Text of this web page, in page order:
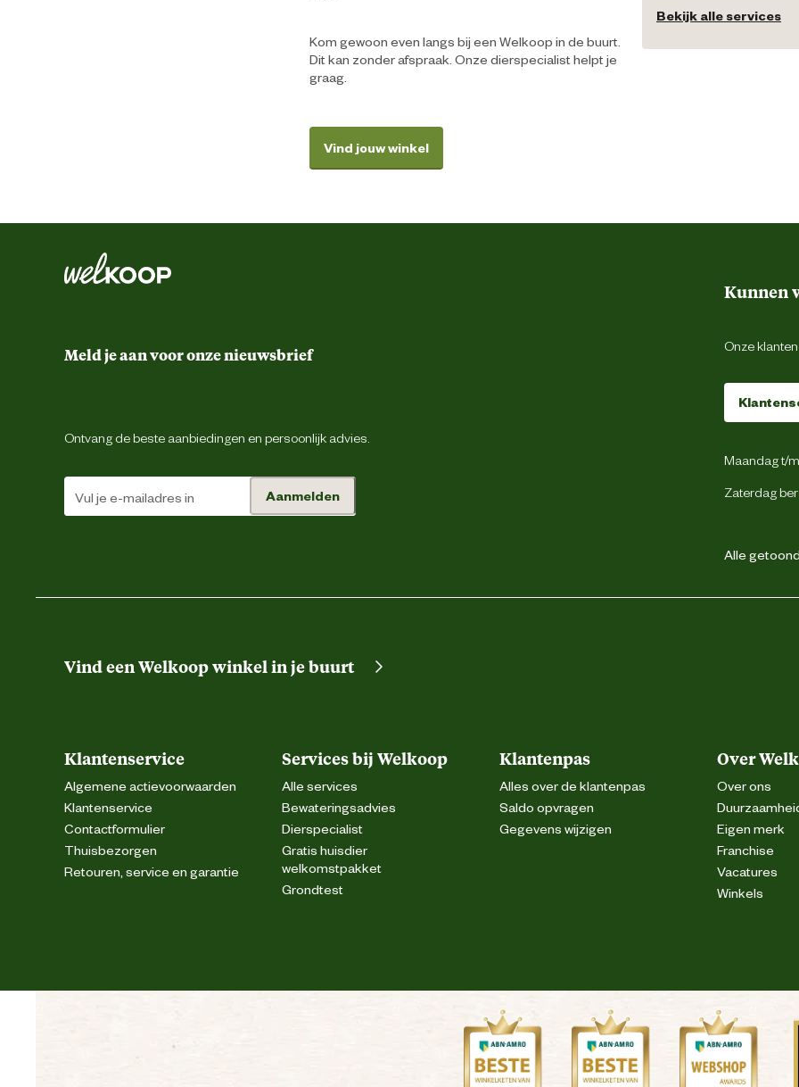
Kom gewoon even langs bij een Welkoop in de buurt.
Dit kan zonder afspraak. Onze dierspecialist helpt je
graag.
Vind jouw winkel
Bekijk alle services
Meld je aan voor onze nieuwsbrief
Ontvang de beste aanbiedingen en persoonlijk advies.
Aanmelden
Kunnen
Onze
Maandag t/
Zaterdag
Alle
Vind een Welkoop winkel in je buurt
Klantenservice
Algemene actievoorwaarden
Klantenservice
Contactformulier
Thuisbezorgen
Retouren, service en garantie
Services bij Welkoop
Alle services
Bewateringsadvies
Dierspecialist
Gratis huisdier
welkomstpakket
Grondtest
Klantenpas
Alles over de klantenpas
Saldo opvragen
Gegevens wijzigen
Over
Over ons
Eigen merk
Franchise
Vacatures
Winkels